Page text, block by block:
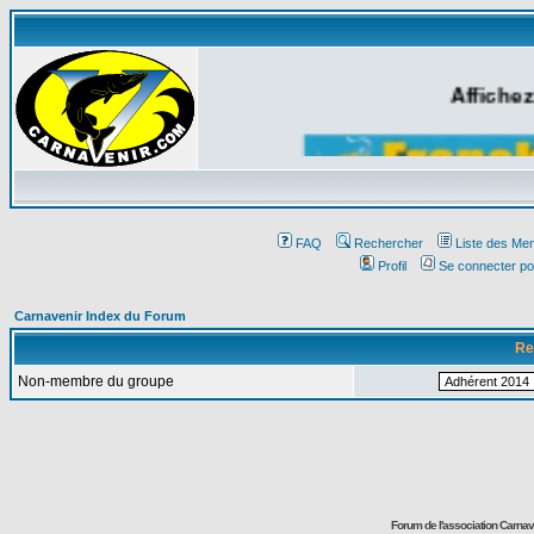
FAQ Rechercher
Liste des
Profil
Se connecter
Carnavenir Index du Forum
Non-membre du groupe
Forum de l'association